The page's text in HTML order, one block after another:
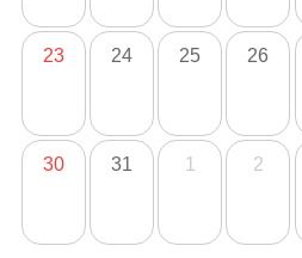
23 24 25 26
30 31 1 2